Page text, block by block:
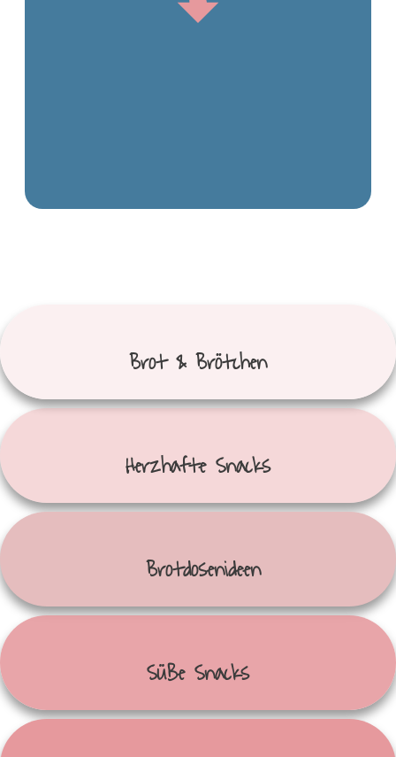
Brot & Brötchen
Herzhafte Snacks
Brotdosenideen
Süße Snacks